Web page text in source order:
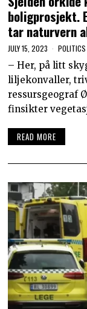
boligprosjekt.
tar naturvern
JULY 15, 2023 POLITICS
– Her, på litt
liljekonvaller,
ressursgeograf
finsikter
READ MORE